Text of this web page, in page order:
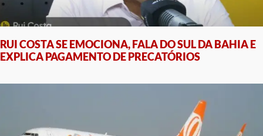
RUI COSTA SE EMOCIONA, FALA DO SUL DA BAHIA E
EXPLICA PAGAMENTO DE PRECATÓRIOS